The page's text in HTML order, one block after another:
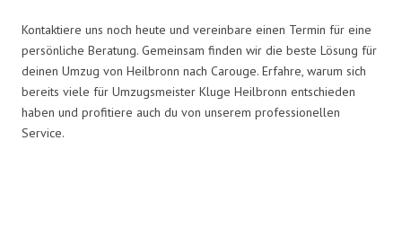
Kontaktiere uns noch heute und vereinbare einen Termin für eine
persönliche Beratung. Gemeinsam finden wir die beste Lösung für
deinen Umzug von Heilbronn nach Carouge. Erfahre, warum sich
bereits viele für Umzugsmeister Kluge Heilbronn entschieden
haben und profitiere auch du von unserem professionellen
Service.